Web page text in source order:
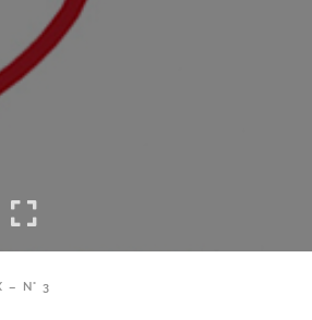
– N° 3